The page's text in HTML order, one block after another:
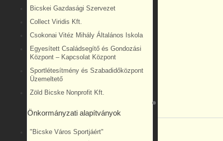
Bicskei Gazdasági Szervezet
Collect Viridis Kft.
Csokonai Vitéz Mihály Általános Iskola
Egyesített Családsegítő és Gondozási
Központ – Kapcsolat Központ
Sportlétesítmény és Szabadidőközpont
Üzemeltető
Zöld Bicske Nonprofit Kft.
Önkormányzati alapítványok
"Bicske Város Sportjáért"